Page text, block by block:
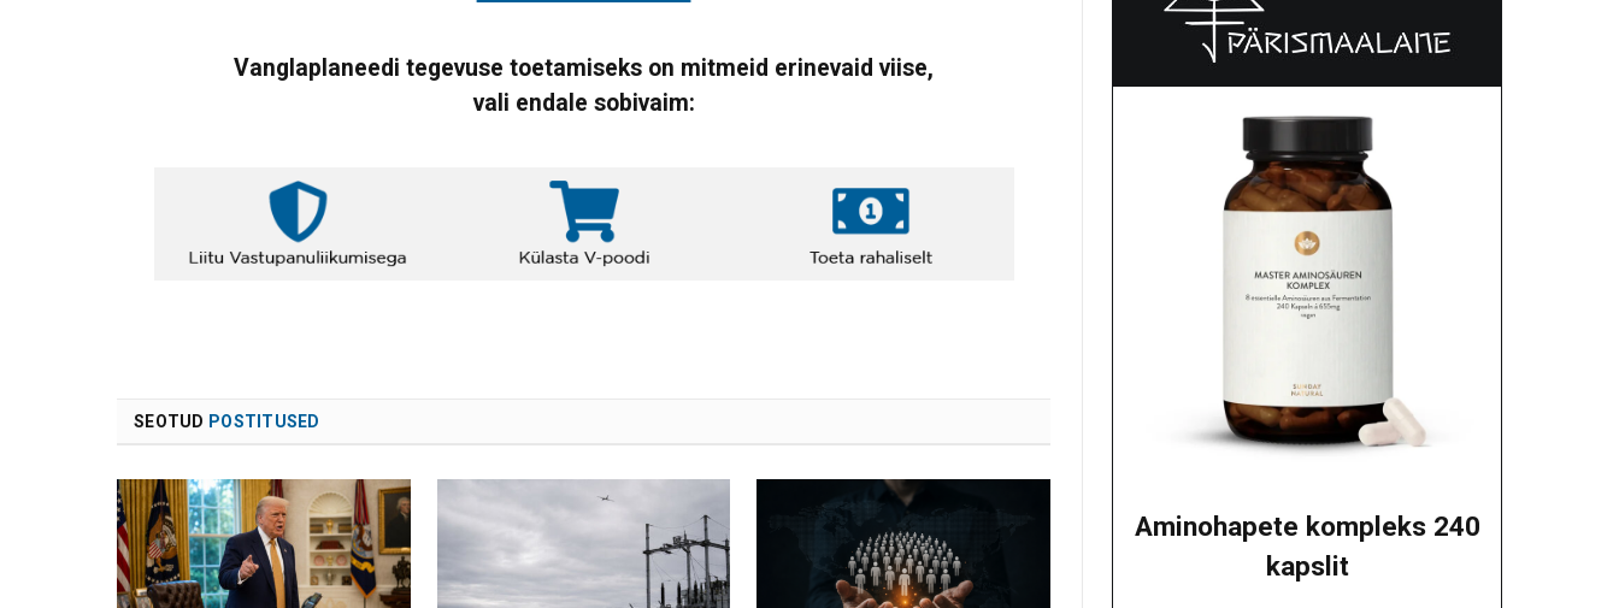
Vanglaplaneedi tegevuse toetamiseks on mitmeid erinevaid viise,
vali endale sobivaim:
SEOTUD POSTITUSED
Aminohapete kompleks 240
kapslit